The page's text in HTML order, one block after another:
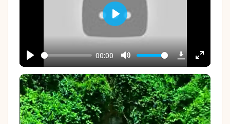
Play
00:00
Mute YouTube
Enter
Play